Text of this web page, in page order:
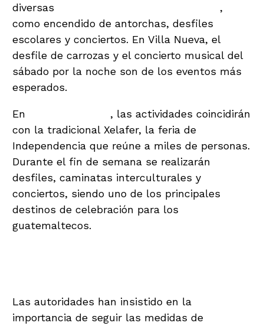
diversas
,
como encendido de antorchas, desfiles
escolares y conciertos. En Villa Nueva, el
desfile de carrozas y el concierto musical del
sábado por la noche son de los eventos más
esperados.
En
, las actividades coincidirán
con la tradicional Xelafer, la feria de
Independencia que reúne a miles de personas.
Durante el fin de semana se realizarán
desfiles, caminatas interculturales y
conciertos, siendo uno de los principales
destinos de celebración para los
guatemaltecos.
Las autoridades han insistido en la
importancia de seguir las medidas de